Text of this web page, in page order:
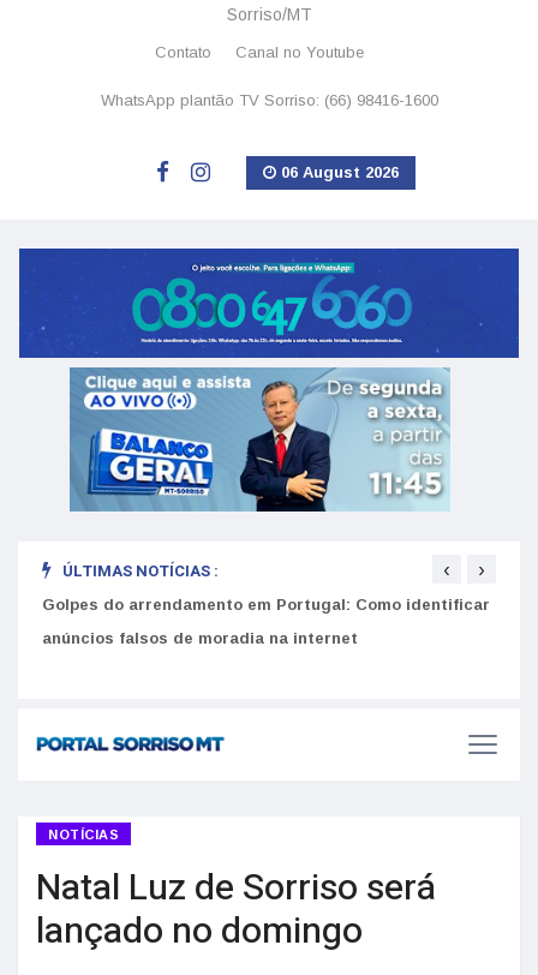
Sorriso/MT
Contato Canal no Youtube
WhatsApp plantão TV Sorriso: (66) 98416-1600
06 August 2026
ÚLTIMAS NOTÍCIAS :
Golpes do arrendamento em Portugal: Como identificar
anúncios falsos de moradia na internet
‹ ›
NOTÍCIAS
Natal Luz de Sorriso será
lançado no domingo